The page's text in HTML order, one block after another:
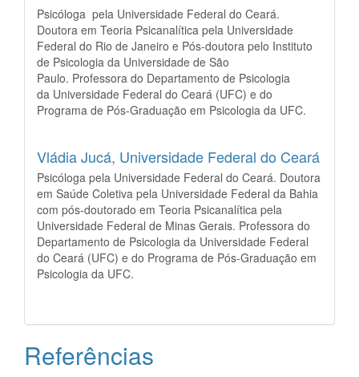
Psicóloga pela Universidade Federal do Ceará.
Doutora em Teoria Psicanalítica pela Universidade
Federal do Rio de Janeiro e Pós-doutora pelo Instituto
de Psicologia da Universidade de São
Paulo. Professora do Departamento de Psicologia
da Universidade Federal do Ceará (UFC) e do
Programa de Pós-Graduação em Psicologia da UFC.
Vládia Jucá, Universidade Federal do Ceará
Psicóloga pela Universidade Federal do Ceará. Doutora
em Saúde Coletiva pela Universidade Federal da Bahia
com pós-doutorado em Teoria Psicanalítica pela
Universidade Federal de Minas Gerais. Professora do
Departamento de Psicologia da Universidade Federal
do Ceará (UFC) e do Programa de Pós-Graduação em
Psicologia da UFC.
Referências